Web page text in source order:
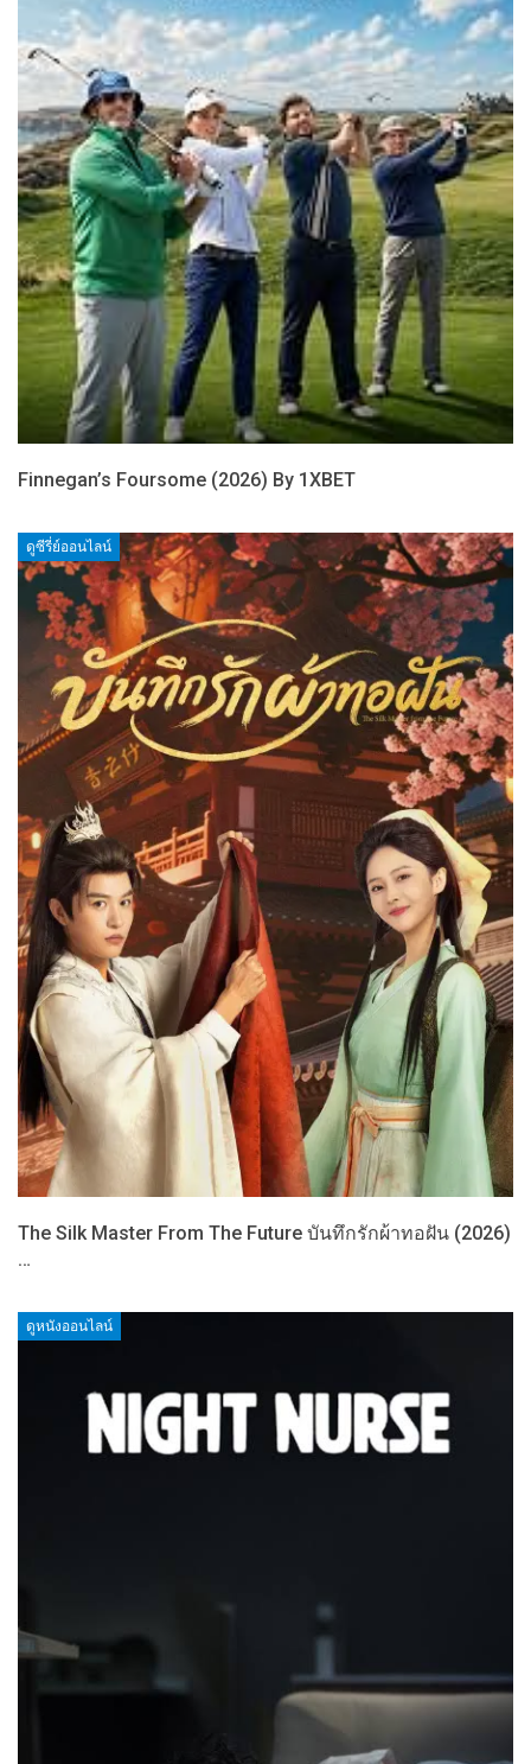
Finnegan’s Foursome (2026) By 1XBET
ดูซีรี่ย์ออนไลน์
The Silk Master From The Future บันทึกรักผ้าทอฝัน (2026)
…
ดูหนังออนไลน์